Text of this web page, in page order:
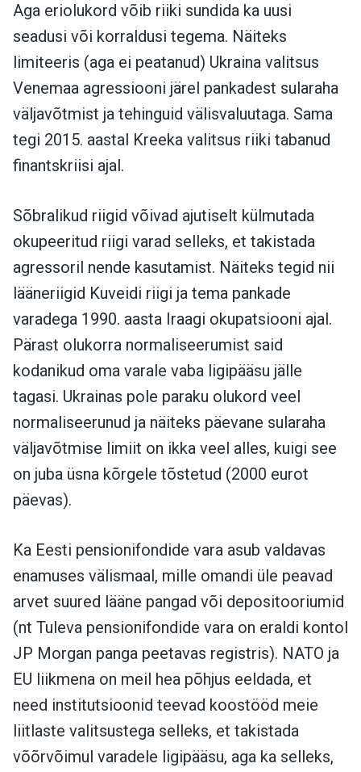
Aga eriolukord võib riiki sundida ka uusi
seadusi või korraldusi tegema. Näiteks
limiteeris (aga ei peatanud) Ukraina valitsus
Venemaa agressiooni järel pankadest sularaha
väljavõtmist ja tehinguid välisvaluutaga. Sama
tegi 2015. aastal Kreeka valitsus riiki tabanud
finantskriisi ajal.
Sõbralikud riigid võivad ajutiselt külmutada
okupeeritud riigi varad selleks, et takistada
agressoril nende kasutamist. Näiteks tegid nii
lääneriigid Kuveidi riigi ja tema pankade
varadega 1990. aasta Iraagi okupatsiooni ajal.
Pärast olukorra normaliseerumist said
kodanikud oma varale vaba ligipääsu jälle
tagasi. Ukrainas pole paraku olukord veel
normaliseerunud ja näiteks päevane sularaha
väljavõtmise limiit on ikka veel alles, kuigi see
on juba üsna kõrgele tõstetud (2000 eurot
päevas).
Ka Eesti pensionifondide vara asub valdavas
enamuses välismaal, mille omandi üle peavad
arvet suured lääne pangad või depositooriumid
(nt Tuleva pensionifondide vara on eraldi kontol
JP Morgan panga peetavas registris). NATO ja
EU liikmena on meil hea põhjus eeldada, et
need institutsioonid teevad koostööd meie
liitlaste valitsustega selleks, et takistada
võõrvõimul varadele ligipääsu, aga ka selleks,